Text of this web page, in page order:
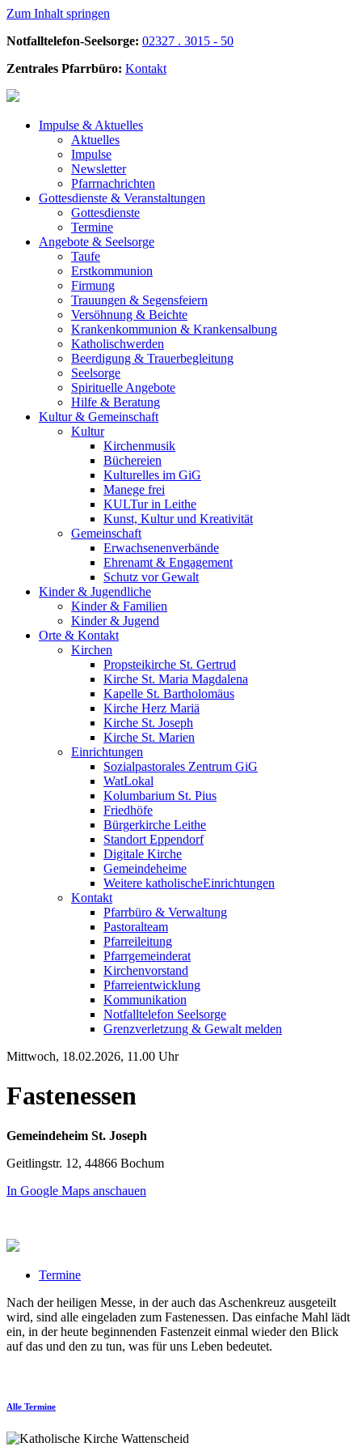
Zum Inhalt springen
Notfalltelefon-Seelsorge: 02327 . 3015 - 50
Zentrales Pfarrbüro: Kontakt
Impulse & Aktuelles
Aktuelles
Impulse
Newsletter
Pfarrnachrichten
Gottesdienste & Veranstaltungen
Gottesdienste
Termine
Angebote & Seelsorge
Taufe
Erstkommunion
Firmung
Trauungen & Segensfeiern
Versöhnung & Beichte
Krankenkommunion & Krankensalbung
Katholischwerden
Beerdigung & Trauerbegleitung
Seelsorge
Spirituelle Angebote
Hilfe & Beratung
Kultur & Gemeinschaft
Kultur
Kirchenmusik
Büchereien
Kulturelles im GiG
Manege frei
KULTur in Leithe
Kunst, Kultur und Kreativität
Gemeinschaft
Erwachsenenverbände
Ehrenamt & Engagement
Schutz vor Gewalt
Kinder & Jugendliche
Kinder & Familien
Kinder & Jugend
Orte & Kontakt
Kirchen
Propsteikirche St. Gertrud
Kirche St. Maria Magdalena
Kapelle St. Bartholomäus
Kirche Herz Mariä
Kirche St. Joseph
Kirche St. Marien
Einrichtungen
Sozialpastorales Zentrum GiG
WatLokal
Kolumbarium St. Pius
Friedhöfe
Bürgerkirche Leithe
Standort Eppendorf
Digitale Kirche
Gemeindeheime
Weitere katholische­­Einrichtungen
Kontakt
Pfarrbüro & Verwaltung
Pastoralteam
Pfarreileitung
Pfarrgemeinderat
Kirchenvorstand
Pfarreientwicklung
Kommunikation
Notfalltelefon Seelsorge
Grenzverletzung & Gewalt melden
Mittwoch, 18.02.2026, 11.00 Uhr
Fastenessen
Gemeindeheim St. Joseph
Geitlingstr. 12, 44866 Bochum
In Google Maps anschauen
Termine
Nach der heiligen Messe, in der auch das Aschenkreuz ausgeteilt
wird, sind alle eingeladen zum Fastenessen. Das einfache Mahl lädt
ein, in der heute beginnenden Fastenzeit einmal wieder den Blick
auf das und den zu tun, was für uns Leben bedeutet.
Alle Termine